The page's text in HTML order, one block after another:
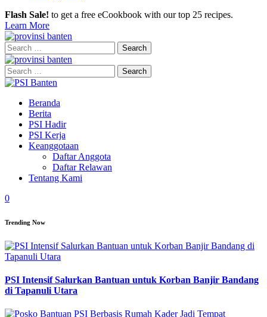
Flash Sale! to get a free eCookbook with our top 25 recipes.
Learn More
Search
for:
Search
for:
Beranda
Berita
PSI Hadir
PSI Kerja
Keanggotaan
Daftar Anggota
Daftar Relawan
Tentang Kami
0
Trending Now
PSI Intensif Salurkan Bantuan untuk Korban Banjir Bandang
di Tapanuli Utara